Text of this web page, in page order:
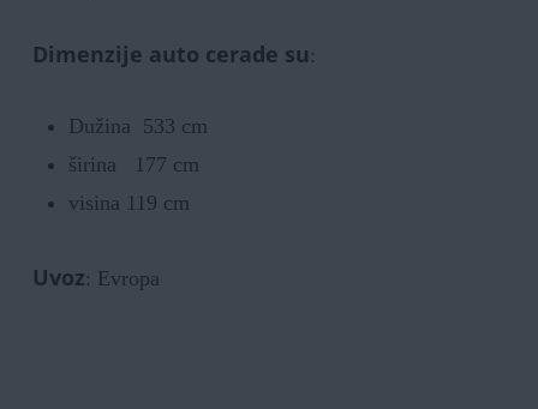
Dimenzije auto cerade su :
Dužina 533 cm
širina 177 cm
visina 119 cm
Uvoz: Evropa